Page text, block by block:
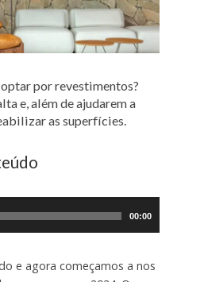
por revestimentos?
e, além de ajudarem a
as superfícies.
00:00
e agora começamos a nos